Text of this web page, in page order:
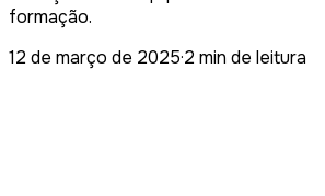
formação.
12 de março de 2025·2 min de leitura